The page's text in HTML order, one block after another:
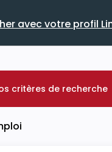
Rechercher
avec votre profil
Vos critères de
critères de recherche